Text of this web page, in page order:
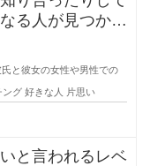
る人が見つかり
と彼女の女性や男性での
ング 好きな人 片思い
と言われるレベ